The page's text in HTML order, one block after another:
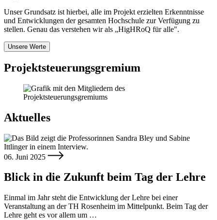
Unser Grundsatz ist hierbei, alle im Projekt erzielten Erkenntnisse
und Entwicklungen der gesamten Hochschule zur Verfügung zu
stellen. Genau das verstehen wir als „HigHRoQ für alle".
Unsere Werte
Projektsteuerungsgremium
Aktuelles
06. Juni 2025
Blick in die Zukunft beim Tag der Lehre
Einmal im Jahr steht die Entwicklung der Lehre bei einer
Veranstaltung an der TH Rosenheim im Mittelpunkt. Beim Tag der
Lehre geht es vor allem um …